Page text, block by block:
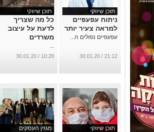
תוכן שיווקי
ניתוח עפעפיים
למראה צעיר יותר
עפעפיים נפולים ה...
21:12 / 30.01.20
תוכן שיווקי
כל מה שצריך
לדעת על עיצוב
משרדים
...
10:28 / 30.01.20
תוכן שיווקי מגזין העסקים